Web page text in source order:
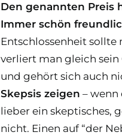
Den genannten Preis
Immer schön
Entschlossenheit sollte
verliert man gleich sein
und gehört sich auch
Skepsis zeigen –
lieber ein skeptisches,
nicht. Einen auf “der